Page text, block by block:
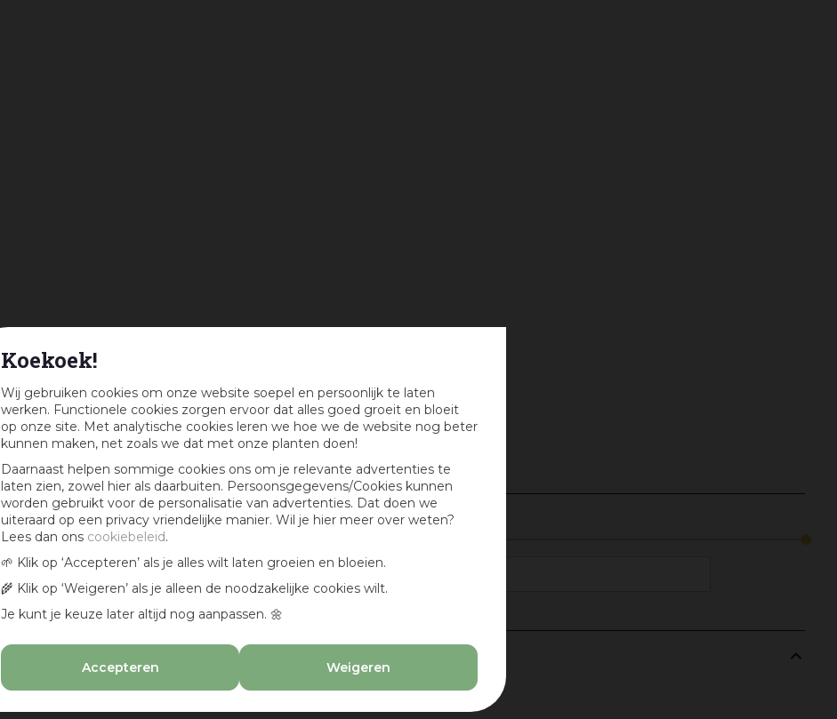
Koekoek!
Wij gebruiken cookies om onze website soepel en persoonlijk te laten
werken. Functionele cookies zorgen ervoor dat alles goed groeit en bloeit
op onze site. Met analytische cookies leren we hoe we de website nog beter
kunnen maken, net zoals we dat met onze planten doen!
Daarnaast helpen sommige cookies ons om je relevante advertenties te
laten zien, zowel hier als daarbuiten. Persoonsgegevens/Cookies kunnen
worden gebruikt voor de personalisatie van advertenties. Dat doen we
uiteraard op een privacy vriendelijke manier. Wil je hier meer over weten?
Lees dan ons cookiebeleid.
🌱 Klik op ‘Accepteren’ als je alles wilt laten groeien en bloeien.
🌾 Klik op ‘Weigeren’ als je alleen de noodzakelijke cookies wilt.
Je kunt je keuze later altijd nog aanpassen. 🌼
Accepteren Weigeren
-